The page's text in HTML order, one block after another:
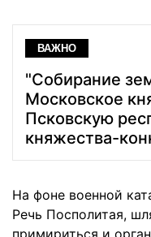
ВАЖНО
"Собирание
Московское
Псковскую
княжества-
На фоне военной
Речь Посполитая,